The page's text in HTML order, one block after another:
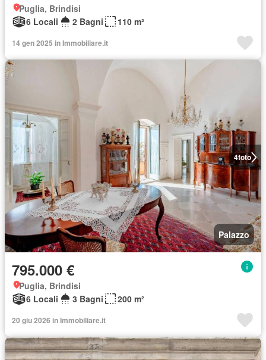
Puglia, Brindisi
6 Locali
2 Bagni 110 m²
14 gen 2025 in Immobiliare.it
4foto
Palazzo
795.000 €
Puglia, Brindisi
6 Locali
3 Bagni 200 m²
20 giu 2026 in Immobiliare.it